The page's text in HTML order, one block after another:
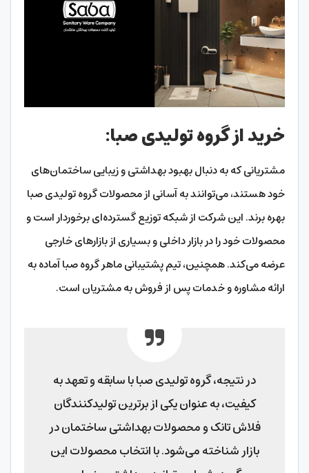
خرید از گروه تولیدی صبا:
مشتریانی که به دنبال بهبود بهداشتی و زیبایی ساختمان‌های
خود هستند، می‌توانند به آسانی از محصولات گروه تولیدی صبا
بهره‌ برند. این شرکت از شبکه توزیع گسترده‌ای برخوردار است و
محصولات خود را در بازار داخلی و بسیاری از بازارهای خارجی
عرضه می‌کند. همچنین، تیم پشتیبانی ماهر گروه صبا آماده به
ارائه مشاوره و خدمات پس از فروش به مشتریان است.
در نتیجه، گروه تولیدی صبا با سابقه و تعهد به
کیفیت، به عنوان یکی از برترین تولیدکنندگان
فلاش تانک و محصولات بهداشتی ساختمان در
بازار شناخته می‌شود. با انتخاب محصولات این